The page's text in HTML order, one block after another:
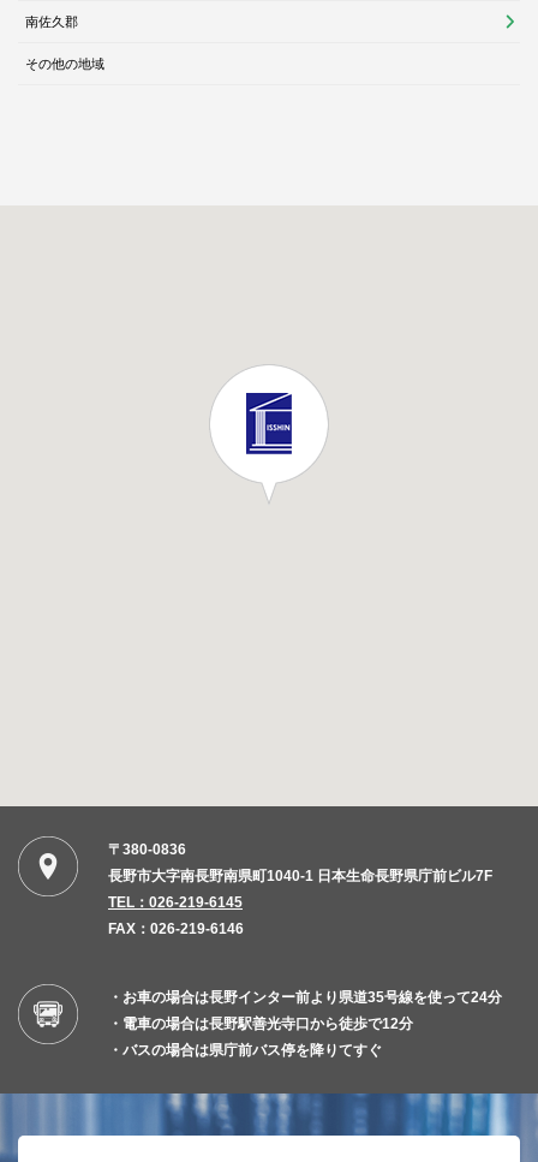
南佐久郡
その他の地域
〒380-0836
長野市大字南長野南県町1040-1 日本生命長野県庁前ビル7F
TEL：026-219-6145
FAX：026-219-6146
・お車の場合は長野インター前より県道35号線を使って24分
・電車の場合は長野駅善光寺口から徒歩で12分
・バスの場合は県庁前バス停を降りてすぐ